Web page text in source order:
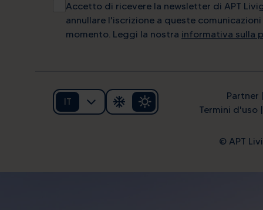
Accetto di ricevere la newsletter di APT
annullare l'iscrizione a queste
momento. Leggi la nostra informativa sulla
IT
Partner
Termini d'uso
© APT